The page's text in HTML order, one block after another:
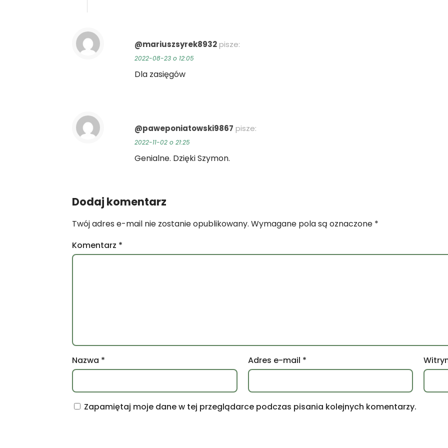
@mariuszsyrek8932pisze:
2022-08-23 o 12:05
Dla zasięgów
@paweponiatowski9867 pisze:
2022-11-02 o 21:25
Genialne. Dzięki Szymon.
Dodaj komentarz
Twój adres e-mail nie zostanie opublikowany. Wymagane pola są oznaczone *
Komentarz *
Nazwa * Adres e-mail *
Zapamiętaj moje dane w tej przeglądarce podczas pisania kolejnych komentarzy.